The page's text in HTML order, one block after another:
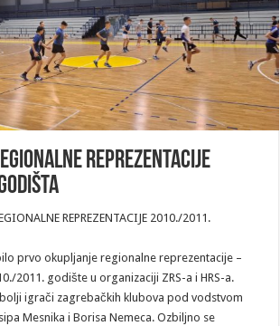
REPREZENTACIJE
REPREZENTACIJE 2010./2011.
prvo okupljanje regionalne reprezentacije –
2011. godište u organizaciji ZRS-a i HRS-a.
igrači zagrebačkih klubova pod vodstvom
Mesnika i Borisa Nemeca. Ozbiljno se